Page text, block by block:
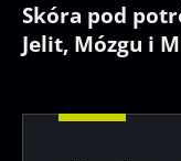
Skóra pod
Jelit, Mózgu i